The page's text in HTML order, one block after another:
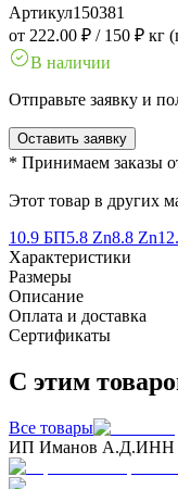
Артикул150381
от 222.00 ₽ / 150 ₽ кг
В наличии
Отправьте заявку и
Оставить заявку
* Принимаем заказы
Этот товар в других
10.9 БП5.8 Zn8.8 Zn
Характеристики
Размеры
Описание
Оплата и доставка
Сертификаты
С этим
Все товары
ИП Иманов А.Д.ИНН